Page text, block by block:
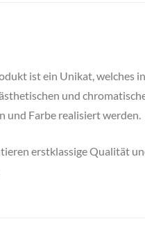
ist ein Unikat, welches
und
und Farbe realisiert werden.
erstklassige Qualität